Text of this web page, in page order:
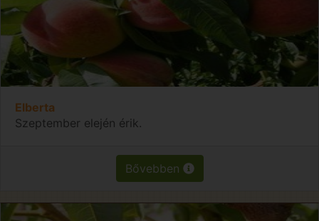
Elberta
Szeptember elején érik.
Bővebben